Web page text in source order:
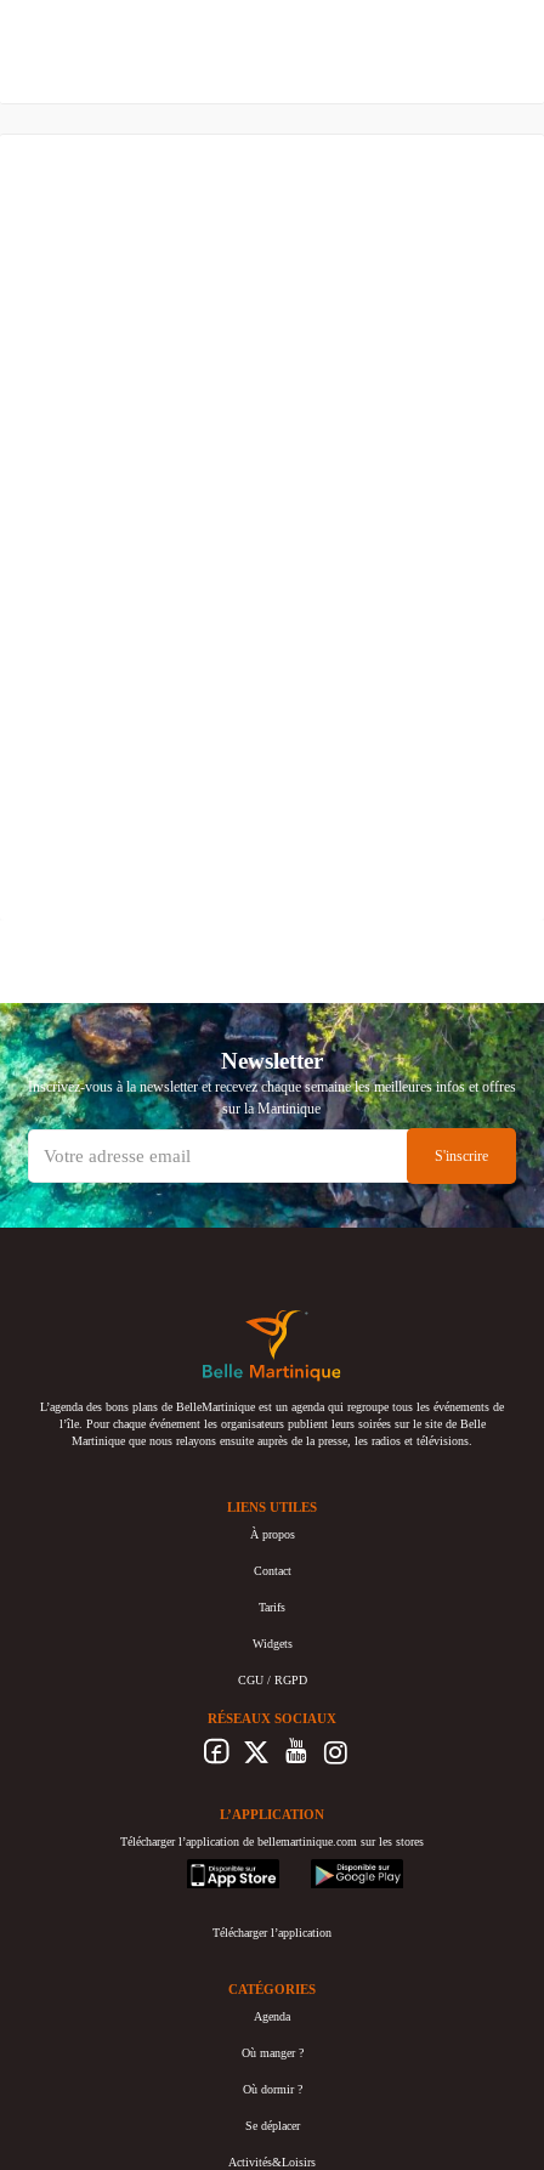
Newsletter
Inscrivez-vous à la newsletter et recevez chaque semaine les meilleures infos et offres
sur la Martinique
L’agenda des bons plans de BelleMartinique est un agenda qui regroupe tous les événements de
l’île. Pour chaque événement les organisateurs publient leurs soirées sur le site de Belle
Martinique que nous relayons ensuite auprès de la presse, les radios et télévisions.
LIENS UTILES
À propos
Contact
Tarifs
Widgets
CGU / RGPD
RÉSEAUX SOCIAUX
L’APPLICATION
Télécharger l’application de bellemartinique.com sur les stores
appstore
googleplay
Télécharger l’application
CATÉGORIES
Agenda
Où manger ?
Où dormir ?
Se déplacer
Activités&Loisirs